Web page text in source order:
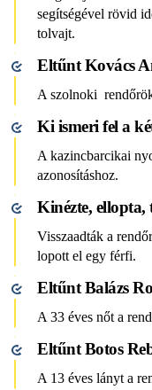
segítségével rövid
tolvajt.
Eltűnt Kovács
A szolnoki
Ki ismeri fel a
A kazincbarcikai
azonosításhoz.
Kinézte,
Visszaadták a
lopott el egy férfi.
Eltűnt Balázs
A 33 éves nőt a
Eltűnt Botos
A 13 éves lányt a